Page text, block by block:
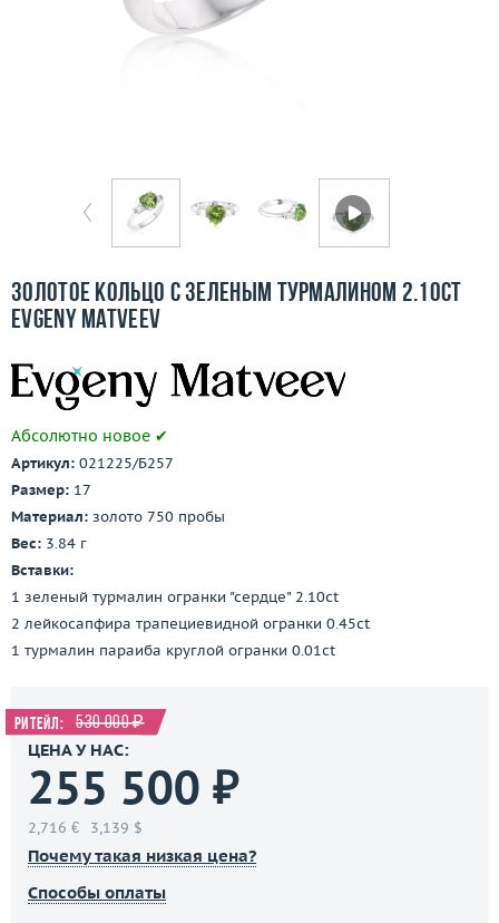
Бесплатная доставка
Контакты
Золотое кольцо с зеленым турмалином 2.10ct
Evgeny Matveev
Абсолютно новое ✔
Артикул: 021225/Б257
Размер: 17
Материал: золото 750 пробы
Вес: 3.84 г
Вставки:
1 зеленый турмалин огранки "сердце" 2.10ct
2 лейкосапфира трапециевидной огранки 0.45ct
1 турмалин параиба круглой огранки 0.01ct
Ритейл: 530 000 ₽
ЦЕНА У НАС:
255 500 ₽
2,716 € 3,139 $
Почему такая низкая цена?
Способы оплаты